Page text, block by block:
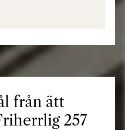
från ätt
257